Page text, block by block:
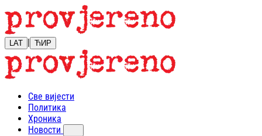
LAT | ЋИР
Све вијести
Политика
Хроника
Новости